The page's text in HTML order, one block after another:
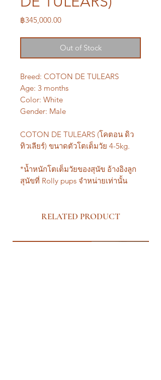
฿345,000.00Price
Out of Stock
Breed: COTON DE TULEARS
Age: 3 months
Color: White
Gender: Male
COTON DE TULEARS (โคตอน ดิว
ทิวเลียร์) ขนาดตัวโตเต็มวัย 4-5kg.
*น้ำหนักโตเต็มวัยของสุนัข อ้างอิงลูก
สุนัขที่ Rolly pups จำหน่ายเท่านั้น
RELATED PRODUCT